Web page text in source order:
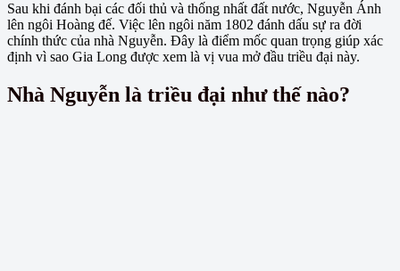
Sau khi đánh bại các đối thủ và thống nhất đất nước, Nguyễn Ánh
lên ngôi Hoàng đế. Việc lên ngôi năm 1802 đánh dấu sự ra đời
chính thức của nhà Nguyễn. Đây là điểm mốc quan trọng giúp xác
định vì sao Gia Long được xem là vị vua mở đầu triều đại này.
Nhà Nguyễn là triều đại như thế nào?